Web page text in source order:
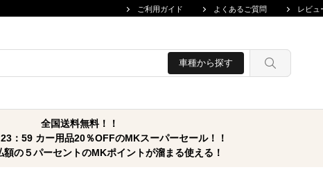
ご利用ガイド よくあるご質問 レビュ
車種から探す
全国送料無料！！
：59 カー用品20％OFFのMKスーパーセール！！
額の５パーセントのMKポイントが溜まる使える！